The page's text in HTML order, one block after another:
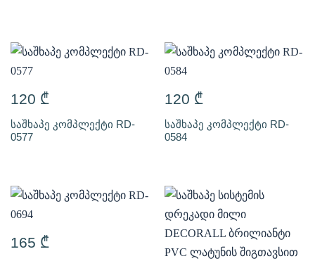
120 ₾
საშხაპე კომპლექტი RD-
0577
120 ₾
საშხაპე კომპლექტი RD-
0584
165 ₾